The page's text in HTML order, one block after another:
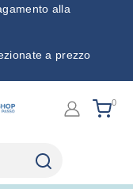
alla
a prezzo
0